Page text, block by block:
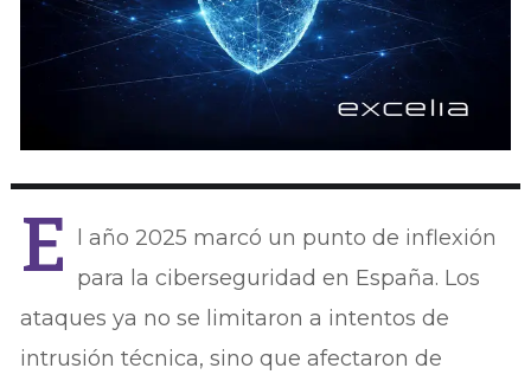
E
l año 2025 marcó un punto de inflexión
para la ciberseguridad en España. Los
ataques ya no se limitaron a intentos de
intrusión técnica, sino que afectaron de